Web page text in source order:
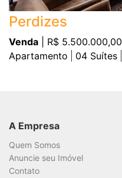
Perdizes
Venda | R$ 5.500.000,00
Apartamento
04 Suítes
A Empresa
Quem Somos
Anuncie seu Imóvel
Contato